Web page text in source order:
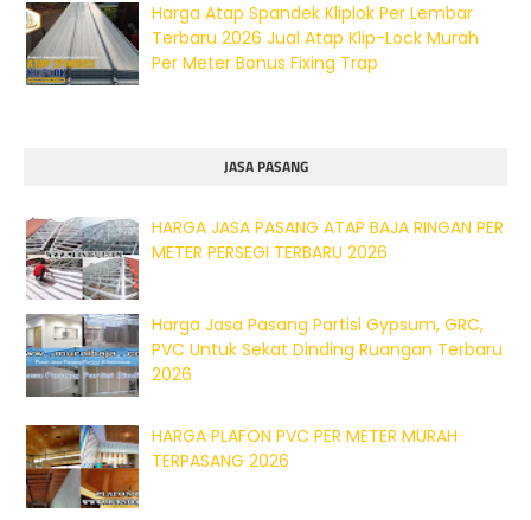
Harga Atap Spandek Kliplok Per Lembar
Terbaru 2026 Jual Atap Klip-Lock Murah
Per Meter Bonus Fixing Trap
JASA PASANG
HARGA JASA PASANG ATAP BAJA RINGAN PER
METER PERSEGI TERBARU 2026
Harga Jasa Pasang Partisi Gypsum, GRC,
PVC Untuk Sekat Dinding Ruangan Terbaru
2026
HARGA PLAFON PVC PER METER MURAH
TERPASANG 2026